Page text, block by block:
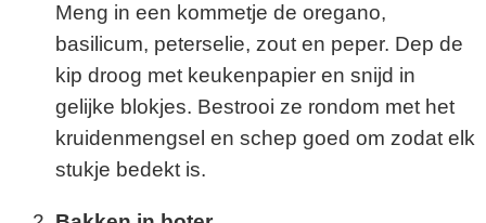
Meng in een kommetje de oregano,
basilicum, peterselie, zout en peper. Dep de
kip droog met keukenpapier en snijd in
gelijke blokjes. Bestrooi ze rondom met het
kruidenmengsel en schep goed om zodat elk
stukje bedekt is.